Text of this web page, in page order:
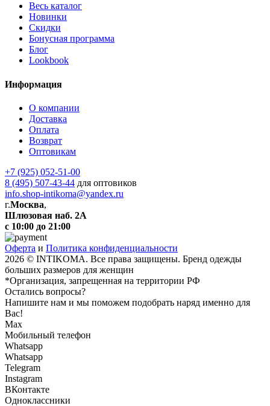
Весь каталог
Новинки
Скидки
Бонусная программа
Блог
Lookbook
Информация
О компании
Доставка
Оплата
Возврат
Оптовикам
+7 (925) 052-51-00
8 (495) 507-43-44 для оптовиков
info.shop-intikoma@yandex.ru
г.Москва,
Шлюзовая наб. 2А
с 10:00 до 21:00
Оферта и Политика конфиденциальности
2026 © INTIKOMA. Все права защищены. Бренд одежды
больших размеров для женщин
*Организация, запрещенная на территории РФ
Остались вопросы?
Напишите нам и мы поможем подобрать наряд именно для
Вас!
Max
Мобильный телефон
Whatsapp
Whatsapp
Telegram
Instagram
ВКонтакте
Одноклассники